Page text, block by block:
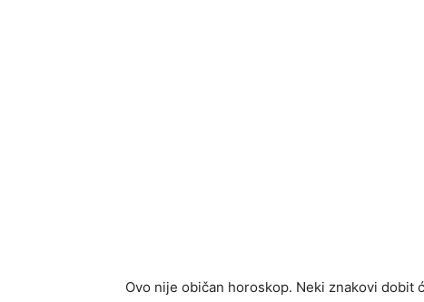
Ovo nije običan horoskop. Neki znakovi